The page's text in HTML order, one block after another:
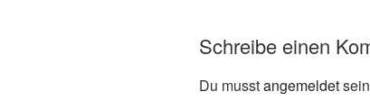
Schreibe einen
Du musstangemeldet